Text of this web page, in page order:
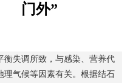
门外”
衡失调所致，与感染、营养代
理气候等因素有关。根据结石